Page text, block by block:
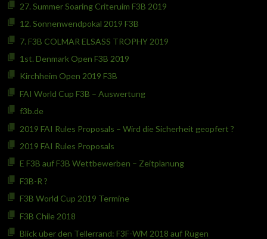
27. Summer Soaring Criteruim F3B 2019
12. Sonnenwendpokal 2019 F3B
7. F3B COLMAR ELSASS TROPHY 2019
1st. Denmark Open F3B 2019
Kirchheim Open 2019 F3B
FAI World Cup F3B – Auswertung
f3b.de
2019 FAI Rules Proposals – Wird die Sicherheit geopfert ?
2019 FAI Rules Proposals
E F3B auf F3B Wettbewerben – Zeitplanung
F3B-R ?
F3B World Cup 2019 Termine
F3B Chile 2018
Blick über den Tellerrand: F3F-WM 2018 auf Rügen